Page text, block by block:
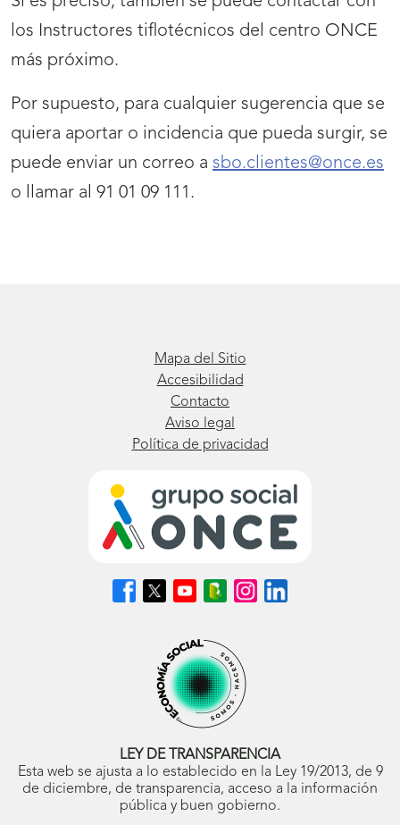
los Instructores tiflotécnicos del centro ONCE
más próximo.
Por supuesto, para cualquier sugerencia que se
quiera aportar o incidencia que pueda surgir, se
puede enviar un correo a sbo.clientes@once.es
o llamar al 91 01 09 111.
Mapa del Sitio
Accesibilidad
Contacto
Aviso legal
Política de privacidad
Síguenos
en
ventana
Síguenos
en
abrirá
en
ventana
nueva)
Síguenos
en
abrirá
en
ventana
nueva)
Síguenos
en
Blog
ONCE
(se
abrirá
en
ventana
Síguenos
en
abrirá
en
ventana
nueva)
Síguenos
en
LEY DE TRANSPARENCIA
Esta web se ajusta a lo establecido en la Ley 19/2013, de 9
de diciembre, de transparencia, acceso a la información
pública y buen gobierno.